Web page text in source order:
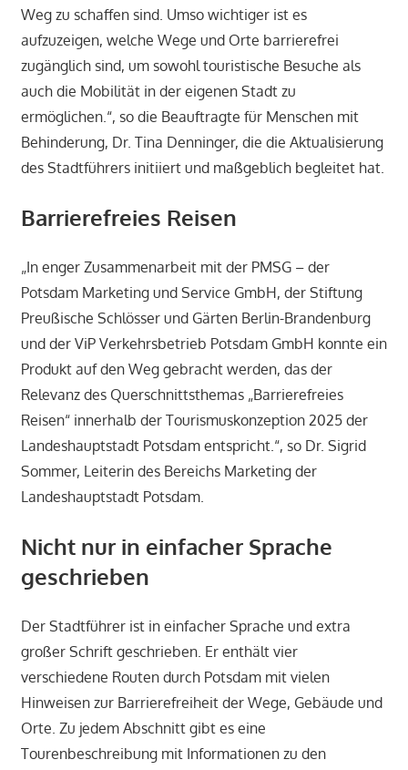
Weg zu schaffen sind. Umso wichtiger ist es
aufzuzeigen, welche Wege und Orte barrierefrei
zugänglich sind, um sowohl touristische Besuche als
auch die Mobilität in der eigenen Stadt zu
ermöglichen.“, so die Beauftragte für Menschen mit
Behinderung, Dr. Tina Denninger, die die Aktualisierung
des Stadtführers initiiert und maßgeblich begleitet hat.
Barrierefreies Reisen
„In enger Zusammenarbeit mit der PMSG – der
Potsdam Marketing und Service GmbH, der Stiftung
Preußische Schlösser und Gärten Berlin-Brandenburg
und der ViP Verkehrsbetrieb Potsdam GmbH konnte ein
Produkt auf den Weg gebracht werden, das der
Relevanz des Querschnittsthemas „Barrierefreies
Reisen“ innerhalb der Tourismuskonzeption 2025 der
Landeshauptstadt Potsdam entspricht.“, so Dr. Sigrid
Sommer, Leiterin des Bereichs Marketing der
Landeshauptstadt Potsdam.
Nicht nur in einfacher Sprache
geschrieben
Der Stadtführer ist in einfacher Sprache und extra
großer Schrift geschrieben. Er enthält vier
verschiedene Routen durch Potsdam mit vielen
Hinweisen zur Barrierefreiheit der Wege, Gebäude und
Orte. Zu jedem Abschnitt gibt es eine
Tourenbeschreibung mit Informationen zu den